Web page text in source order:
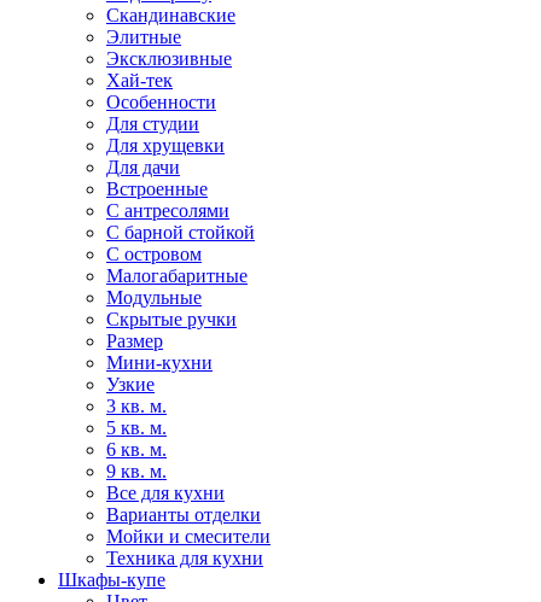
Скандинавские
Элитные
Эксклюзивные
Хай-тек
Особенности
Для студии
Для хрущевки
Для дачи
Встроенные
С антресолями
С барной стойкой
С островом
Малогабаритные
Модульные
Скрытые ручки
Размер
Мини-кухни
Узкие
3 кв. м.
5 кв. м.
6 кв. м.
9 кв. м.
Все для кухни
Варианты отделки
Мойки и смесители
Техника для кухни
Шкафы-купе